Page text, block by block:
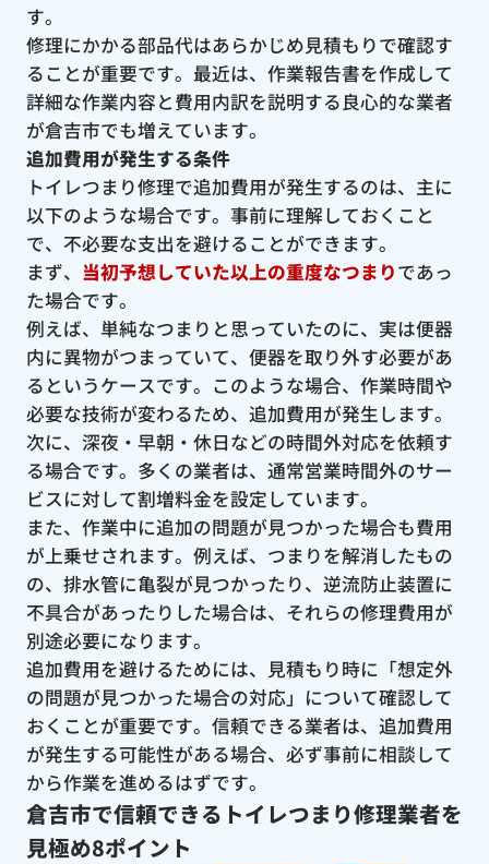
す。
修理にかかる部品代はあらかじめ見積もりで確認す
ることが重要です。最近は、作業報告書を作成して
詳細な作業内容と費用内訳を説明する良心的な業者
が倉吉市でも増えています。
追加費用が発生する条件
トイレつまり修理で追加費用が発生するのは、主に
以下のような場合です。事前に理解しておくこと
で、不必要な支出を避けることができます。
まず、 当初予想していた以上の重度なつまりであっ
た場合です。
例えば、単純なつまりと思っていたのに、実は便器
内に異物がつまっていて、便器を取り外す必要があ
るというケースです。このような場合、作業時間や
必要な技術が変わるため、追加費用が発生します。
次に、深夜・早朝・休日などの時間外対応を依頼す
る場合です。多くの業者は、通常営業時間外のサー
ビスに対して割増料金を設定しています。
また、作業中に追加の問題が見つかった場合も費用
が上乗せされます。例えば、つまりを解消したもの
の、排水管に亀裂が見つかったり、逆流防止装置に
不具合があったりした場合は、それらの修理費用が
別途必要になります。
追加費用を避けるためには、見積もり時に「想定外
の問題が見つかった場合の対応」について確認して
おくことが重要です。信頼できる業者は、追加費用
が発生する可能性がある場合、必ず事前に相談して
から作業を進めるはずです。
倉吉市で信頼できるトイレつまり修理業者を
見極め8ポイント